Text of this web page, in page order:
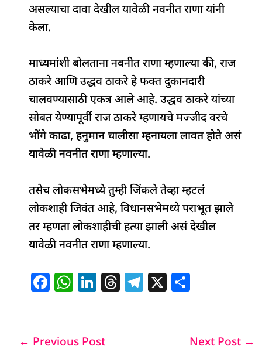
असल्याचा दावा देखील यावेळी नवनीत राणा यांनी
केला.
माध्यमांशी बोलताना नवनीत राणा म्हणाल्या की, राज
ठाकरे आणि उद्धव ठाकरे हे फक्त दुकानदारी
चालवण्यासाठी एकत्र आले आहे. उद्धव ठाकरे यांच्या
सोबत येण्यापूर्वी राज ठाकरे म्हणायचे मज्जीद वरचे
भोंगे काढा, हनुमान चालीसा म्हनायला लावत होते असं
यावेळी नवनीत राणा म्हणाल्या.
तसेच लोकसभेमध्ये तुम्ही जिंकले तेव्हा म्हटलं
लोकशाही जिवंत आहे, विधानसभेमध्ये पराभूत झाले
तर म्हणता लोकशाहीची हत्या झाली असं देखील
यावेळी नवनीत राणा म्हणाल्या.
F
e
W
s
Li
e
T T X
e
← Previous Post Next Post →